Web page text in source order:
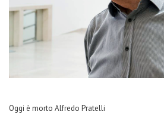
Oggi è morto Alfredo Pratelli